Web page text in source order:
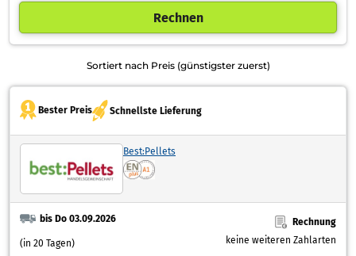
Rechnen
Sortiert nach Preis (günstigster zuerst)
Bester Preis Schnellste Lieferung
Best:Pellets
bis Do 03.09.2026
(in 20 Tagen)
Rechnung
keine weiteren Zahlarten